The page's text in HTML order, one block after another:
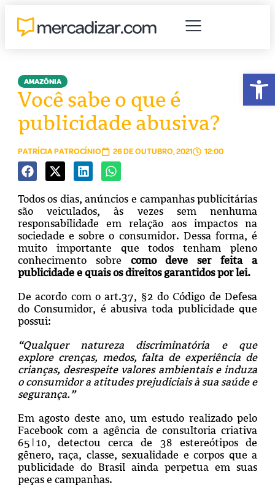
AMAZÔNIA
Você sabe o que é
publicidade abusiva?
PATRÍCIA PATROCÍNIO 26 DE OUTUBRO, 2021 12:00
Todos os dias, anúncios e campanhas publicitárias
são veiculados, às vezes sem nenhuma
responsabilidade em relação aos impactos na
sociedade e sobre o consumidor. Dessa forma, é
muito importante que todos tenham pleno
conhecimento sobre como deve ser feita a
publicidade e quais os direitos garantidos por lei.
De acordo com o art.37, §2 do Código de Defesa
do Consumidor, é abusiva toda publicidade que
possui:
“Qualquer natureza discriminatória e que
explore crenças, medos, falta de experiência de
crianças, desrespeite valores ambientais e induza
o consumidor a atitudes prejudiciais à sua saúde e
segurança.”
Em agosto deste ano, um estudo realizado pelo
Facebook com a agência de consultoria criativa
65|10, detectou cerca de 38 estereótipos de
gênero, raça, classe, sexualidade e corpos que a
publicidade do Brasil ainda perpetua em suas
peças e campanhas.